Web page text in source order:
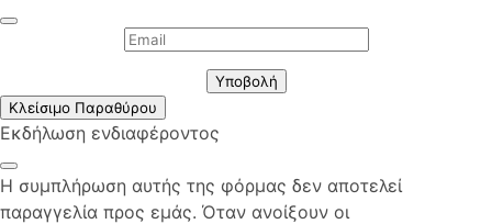
Υποβολή
Κλείσιμο Παραθύρου
Εκδήλωση ενδιαφέροντος
Η συμπλήρωση αυτής της φόρμας δεν αποτελεί
παραγγελία προς εμάς. Όταν ανοίξουν οι